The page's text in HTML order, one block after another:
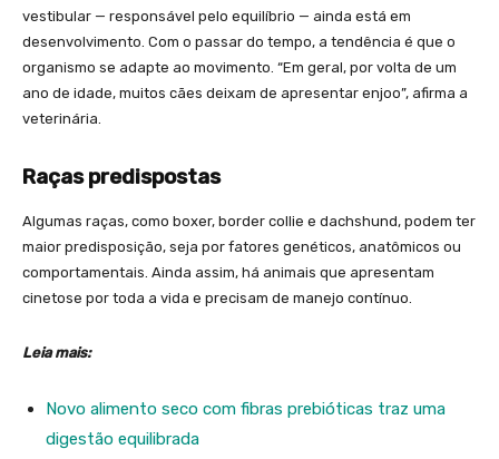
vestibular — responsável pelo equilíbrio — ainda está em
desenvolvimento. Com o passar do tempo, a tendência é que o
organismo se adapte ao movimento. “Em geral, por volta de um
ano de idade, muitos cães deixam de apresentar enjoo”, afirma a
veterinária.
Raças predispostas
Algumas raças, como boxer, border collie e dachshund, podem ter
maior predisposição, seja por fatores genéticos, anatômicos ou
comportamentais. Ainda assim, há animais que apresentam
cinetose por toda a vida e precisam de manejo contínuo.
Leia mais:
Novo alimento seco com fibras prebióticas traz uma
digestão equilibrada